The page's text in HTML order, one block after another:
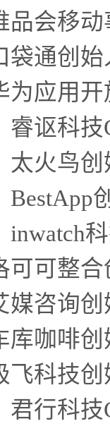
品会移
袋通创始
为应用
睿讴科技
太火鸟创
BestApp
inwatch
可可整
媒咨询创
库咖啡
飞科技创
君行科技